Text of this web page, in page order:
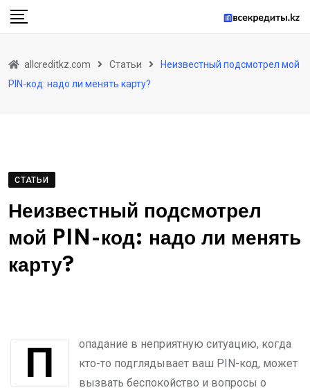
Skip
allcreditkz.com Статьи
Неизвестный подсмотрел мой
PIN-код: надо ли менять карту?
СТАТЬИ
Неизвестный подсмотрел
мой PIN-код: надо ли менять
карту?
Попадание в неприятную ситуацию, когда
кто-то подглядывает ваш PIN-код, может
вызвать беспокойство и вопросы о